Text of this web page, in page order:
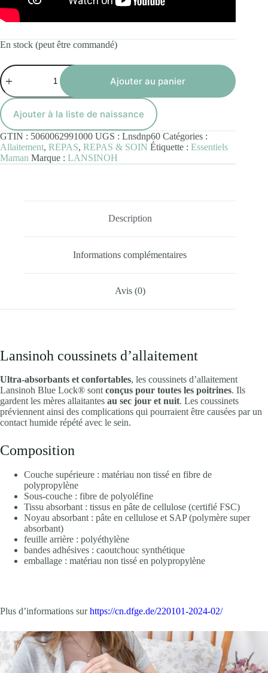
En stock (peut être commandé)
quantité
de
Lansinoh
Coussinets
d'allaitement
-
60
unités
Ajouter au panier
Ajouter à la liste de naissance
GTIN : 5060062991000 UGS : Lnsdnp60 Catégories :
Allaitement, REPAS, REPAS & SOIN Étiquette : Essentiels
Maman Marque : LANSINOH
Description
Informations complémentaires
Avis (0)
Lansinoh coussinets d’allaitement
Ultra-absorbants et confortables, les coussinets d’allaitement
Lansinoh Blue Lock® sontconçus pour toutes les poitrines. Ils
gardent les mères allaitantes au sec jour et nuit. Les coussinets
préviennent ainsi des complications qui pourraient être causées par un
contact humide répété avec le sein.
Composition
Couche supérieure : matériau non tissé en fibre de
polypropylène
Sous-couche : fibre de polyoléfine
Tissu absorbant : tissus en pâte de cellulose (certifié FSC)
Noyau absorbant : pâte en cellulose et SAP (polymère super
absorbant)
feuille arrière : polyéthylène
bandes adhésives : caoutchouc synthétique
emballage : matériau non tissé en polypropylène
Plus d’informations surhttps://cn.dfge.de/220101-2024-02/